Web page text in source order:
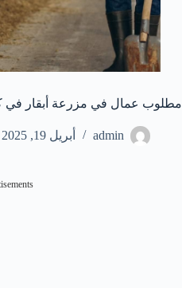
مطلوب عمال في مزرعة أبقار في
admin أبريل 19, 2025